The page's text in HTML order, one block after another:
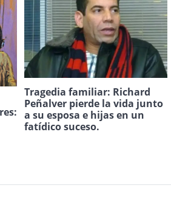
Tragedia familiar: Richard
Peñalver pierde la vida junto
a su esposa e hijas en un
fatídico suceso.